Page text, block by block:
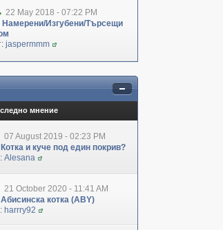
22 May 2018 - 07:22 PM
Намерени/Изгубени/Търсещи
jaspermmm
мнение
07 August 2019 - 02:23 PM
Котка и куче под един покрив?
Alesana
21 October 2020 - 11:41 AM
Абисинска котка (ABY)
harrry92